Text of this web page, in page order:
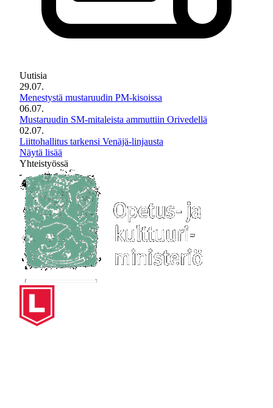
Uutisia
29.07.
Menestystä mustaruudin PM-kisoissa
06.07.
Mustaruudin SM-mitaleista ammuttiin Orivedellä
02.07.
Liittohallitus tarkensi Venäjä-linjausta
Näytä lisää
Yhteistyössä